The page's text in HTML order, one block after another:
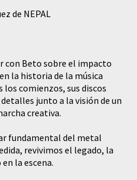
de NEPAL
con Beto sobre el impacto
la historia de la música
los comienzos, sus discos
junto a la visión de un
creativa.
fundamental del metal
revivimos el legado, la
la escena.